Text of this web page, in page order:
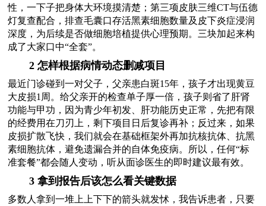
性，一下子把身体大环境摸清楚；第三项皮肤三维CT与伍德
灯复查配合，排查毛囊口存活黑素细胞数量及皮下炎症浸润
深度，为后续是否做细胞培植提供心理预期。三块加起来构
成了大家口中“全套”。
2 怎样根据病情动态删减项目
最近门诊碰到一对父子，父亲患白斑15年，孩子才出现黄豆
大皮损1周。给父亲开的检查单子厚一倍，孩子则省了肝肾
功能与甲功，因为青少年初发、肝功能历史正常，先把有限
的经费用在刀刃上，剩下项目日后复诊再补；反过来，如果
皮损扩散飞快，我们就会在基础框架外再加抗核抗体、抗黑
素细胞抗体，避免遗漏合并的自体免疫病。所以，任何“标
准套餐”都会随人变动，听从面诊医生的即时建议最有效。
3 拿到报告后该怎么看关键数据
多数人拿到一堆上上下下的箭头就发怵，我告诉患者，只要